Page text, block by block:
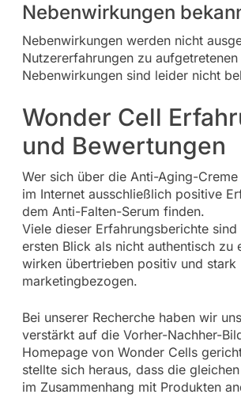
Nebenwirkungen
Nebenwirkungen werden nicht
Nutzererfahrungen zu aufgetretenen
Nebenwirkungen sind leider nicht
Wonder Cell
und Bewertungen
Wer sich über die Anti-Aging-
im Internet ausschließlich positive
dem Anti-Falten-Serum finden.
Viele dieser Erfahrungsberichte
ersten Blick als nicht authentisch zu
wirken übertrieben positiv und stark
marketingbezogen.
Bei unserer Recherche haben wir
verstärkt auf die Vorher-Nachher-
Homepage von Wonder Cells
stellte sich heraus, dass die
im Zusammenhang mit Produkten